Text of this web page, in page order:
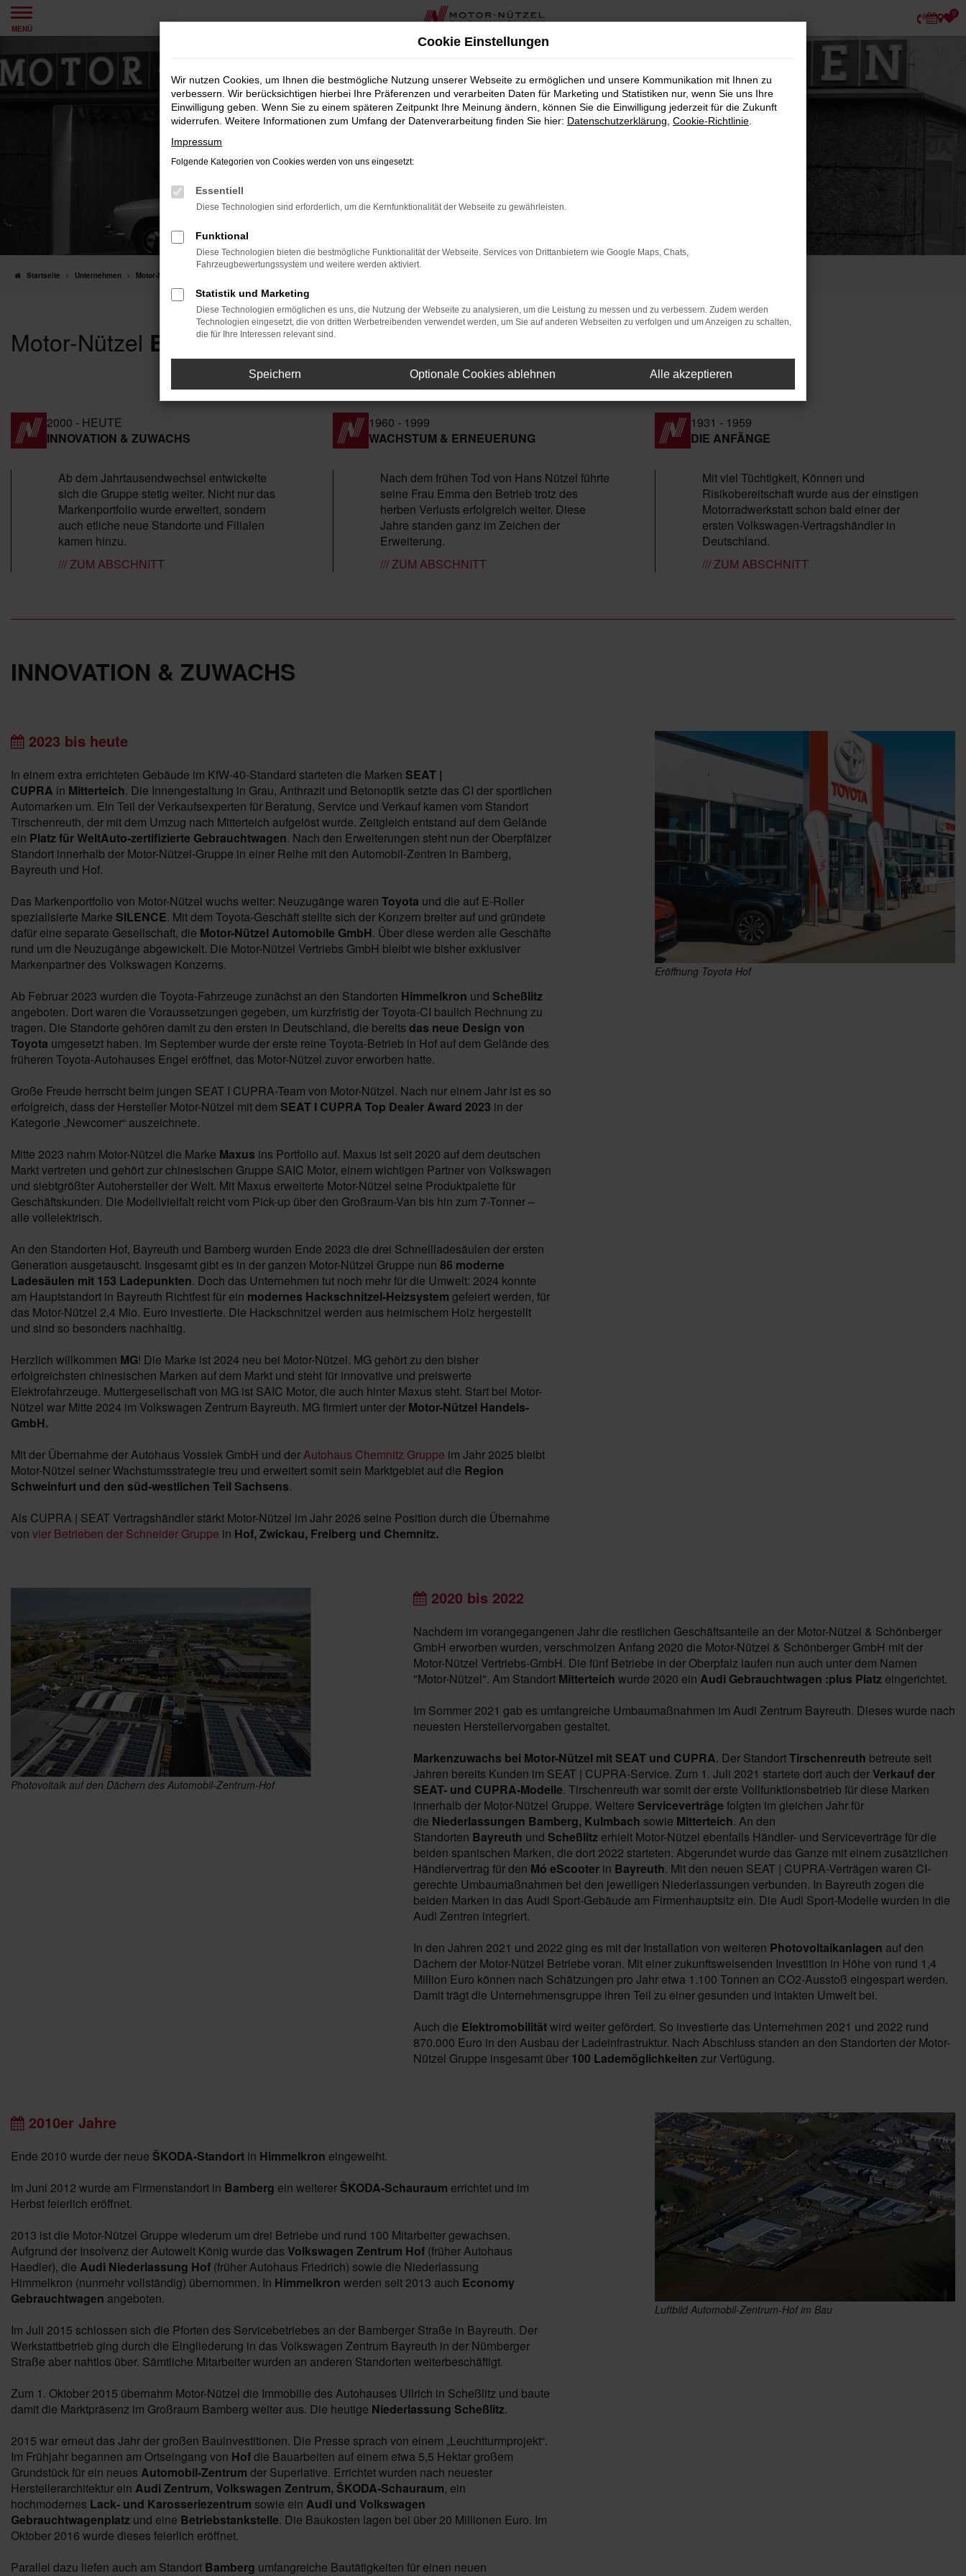
Zum
Hauptinhalt
springen
MENÜ
0
Startseite Unternehmen Motor-Nützel Erfolgsgeschichte
Motor-Nützel Erfolgsgeschichte
2000 - HEUTE
INNOVATION & ZUWACHS
Ab dem Jahrtausendwechsel entwickelte
sich die Gruppe stetig weiter. Nicht nur das
Markenportfolio wurde erweitert, sondern
auch etliche neue Standorte und Filialen
kamen hinzu.
/// ZUM ABSCHNITT
1960 - 1999
WACHSTUM & ERNEUERUNG
Nach dem frühen Tod von Hans Nützel führte
seine Frau Emma den Betrieb trotz des
herben Verlusts erfolgreich weiter. Diese
Jahre standen ganz im Zeichen der
Erweiterung.
/// ZUM ABSCHNITT
1931 - 1959
DIE ANFÄNGE
Mit viel Tüchtigkeit, Können und
Risikobereitschaft wurde aus der einstigen
Motorradwerkstatt schon bald einer der
ersten Volkswagen-Vertragshändler in
Deutschland.
/// ZUM ABSCHNITT
INNOVATION & ZUWACHS
2023 bis heute
In einem extra errichteten Gebäude im KfW-40-Standard starteten die Marken SEAT |
CUPRA in Mitterteich. Die Innengestaltung in Grau, Anthrazit und Betonoptik setzte das CI der sportlichen
Automarken um. Ein Teil der Verkaufsexperten für Beratung, Service und Verkauf kamen vom Standort
Tirschenreuth, der mit dem Umzug nach Mitterteich aufgelöst wurde. Zeitgleich entstand auf dem Gelände
ein Platz für WeltAuto-zertifizierte Gebrauchtwagen. Nach den Erweiterungen steht nun der Oberpfälzer
Standort innerhalb der Motor-Nützel-Gruppe in einer Reihe mit den Automobil-Zentren in Bamberg,
Bayreuth und Hof.
Das Markenportfolio von Motor-Nützel wuchs weiter: Neuzugänge waren Toyota und die auf E-Roller
spezialisierte Marke SILENCE. Mit dem Toyota-Geschäft stellte sich der Konzern breiter auf und gründete
dafür eine separate Gesellschaft, die Motor-Nützel Automobile GmbH. Über diese werden alle Geschäfte
rund um die Neuzugänge abgewickelt. Die Motor-Nützel Vertriebs GmbH bleibt wie bisher exklusiver
Markenpartner des Volkswagen Konzerns.
Ab Februar 2023 wurden die Toyota-Fahrzeuge zunächst an den Standorten Himmelkron und Scheßlitz
angeboten. Dort waren die Voraussetzungen gegeben, um kurzfristig der Toyota-CI baulich Rechnung zu
tragen. Die Standorte gehören damit zu den ersten in Deutschland, die bereits das neue Design von
Toyota umgesetzt haben. Im September wurde der erste reine Toyota-Betrieb in Hof auf dem Gelände des
früheren Toyota-Autohauses Engel eröffnet, das Motor-Nützel zuvor erworben hatte.
Große Freude herrscht beim jungen SEAT I CUPRA-Team von Motor-Nützel. Nach nur einem Jahr ist es so
erfolgreich, dass der Hersteller Motor-Nützel mit dem SEAT I CUPRA Top Dealer Award 2023 in der
Kategorie „Newcomer“ auszeichnete.
Mitte 2023 nahm Motor-Nützel die Marke Maxus ins Portfolio auf. Maxus ist seit 2020 auf dem deutschen
Markt vertreten und gehört zur chinesischen Gruppe SAIC Motor, einem wichtigen Partner von Volkswagen
und siebtgrößter Autohersteller der Welt. Mit Maxus erweiterte Motor-Nützel seine Produktpalette für
Geschäftskunden. Die Modellvielfalt reicht vom Pick-up über den Großraum-Van bis hin zum 7-Tonner –
alle vollelektrisch.
An den Standorten Hof, Bayreuth und Bamberg wurden Ende 2023 die drei Schnellladesäulen der ersten
Generation ausgetauscht. Insgesamt gibt es in der ganzen Motor-Nützel Gruppe nun 86 moderne
Ladesäulen mit 153 Ladepunkten. Doch das Unternehmen tut noch mehr für die Umwelt: 2024 konnte
am Hauptstandort in Bayreuth Richtfest für ein modernes Hackschnitzel-Heizsystem gefeiert werden, für
das Motor-Nützel 2,4 Mio. Euro investierte. Die Hackschnitzel werden aus heimischem Holz hergestellt
und sind so besonders nachhaltig.
Herzlich willkommen MG! Die Marke ist 2024 neu bei Motor-Nützel. MG gehört zu den bisher
erfolgreichsten chinesischen Marken auf dem Markt und steht für innovative und preiswerte
Elektrofahrzeuge. Muttergesellschaft von MG ist SAIC Motor, die auch hinter Maxus steht. Start bei Motor-
Nützel war Mitte 2024 im Volkswagen Zentrum Bayreuth. MG firmiert unter der Motor-Nützel Handels-
GmbH.
Mit der Übernahme der Autohaus Vossiek GmbH und derAutohaus Chemnitz Gruppe im Jahr 2025 bleibt
Motor-Nützel seiner Wachstumsstrategie treu und erweitert somit sein Marktgebiet auf die Region
Schweinfurt und den süd-westlichen Teil Sachsens.
Als CUPRA | SEAT Vertragshändler stärkt Motor-Nützel im Jahr 2026 seine Position durch die Übernahme
von vier Betrieben der Schneider Gruppe in Hof, Zwickau, Freiberg und Chemnitz.
Eröffnung Toyota Hof
Photovoltaik auf den Dächern des Automobil-Zentrum-Hof
2020 bis 2022
Nachdem im vorangegangenen Jahr die restlichen Geschäftsanteile an der Motor-Nützel & Schönberger
GmbH erworben wurden, verschmolzen Anfang 2020 die Motor-Nützel & Schönberger GmbH mit der
Motor-Nützel Vertriebs-GmbH. Die fünf Betriebe in der Oberpfalz laufen nun auch unter dem Namen
"Motor-Nützel". Am Standort Mitterteich wurde 2020 ein Audi Gebrauchtwagen :plus Platz eingerichtet.
Im Sommer 2021 gab es umfangreiche Umbaumaßnahmen im Audi Zentrum Bayreuth. Dieses wurde nach
neuesten Herstellervorgaben gestaltet.
Markenzuwachs bei Motor-Nützel mit SEAT und CUPRA. Der StandortTirschenreuth betreute seit
Jahren bereits Kunden im SEAT | CUPRA-Service. Zum 1. Juli 2021 startete dort auch derVerkauf der
SEAT- und CUPRA-Modelle. Tirschenreuth war somit der erste Vollfunktionsbetrieb für diese Marken
innerhalb der Motor-Nützel Gruppe. Weitere Serviceverträge folgten im gleichen Jahr für
die Niederlassungen Bamberg, Kulmbach sowie Mitterteich. An den
Standorten Bayreuth und Scheßlitz erhielt Motor-Nützel ebenfalls Händler- und Serviceverträge für die
beiden spanischen Marken, die dort 2022 starteten. Abgerundet wurde das Ganze mit einem zusätzlichen
Händlervertrag für den Mó eScooter in Bayreuth. Mit den neuen SEAT | CUPRA-Verträgen waren CI-
gerechte Umbaumaßnahmen bei den jeweiligen Niederlassungen verbunden. In Bayreuth zogen die
beiden Marken in das Audi Sport-Gebäude am Firmenhauptsitz ein. Die Audi Sport-Modelle wurden in die
Audi Zentren integriert.
In den Jahren 2021 und 2022 ging es mit der Installation von weiteren Photovoltaikanlagen auf den
Dächern der Motor-Nützel Betriebe voran. Mit einer zukunftsweisenden Investition in Höhe von rund 1,4
Million Euro können nach Schätzungen pro Jahr etwa 1.100 Tonnen an CO2-Ausstoß eingespart werden.
Damit trägt die Unternehmensgruppe ihren Teil zu einer gesunden und intakten Umwelt bei.
Auch die Elektromobilitätwird weiter gefördert. So investierte das Unternehmen 2021 und 2022 rund
870.000 Euro in den Ausbau der Ladeinfrastruktur. Nach Abschluss standen an den Standorten der Motor-
Nützel Gruppe insgesamt über 100 Lademöglichkeiten zur Verfügung.
2010er Jahre
Ende 2010 wurde der neue ŠKODA-Standort in Himmelkron eingeweiht.
Im Juni 2012 wurde am Firmenstandort in Bamberg ein weiterer ŠKODA-Schauraum errichtet und im
Herbst feierlich eröffnet.
2013 ist die Motor-Nützel Gruppe wiederum um drei Betriebe und rund 100 Mitarbeiter gewachsen.
Aufgrund der Insolvenz der Autowelt König wurde das Volkswagen Zentrum Hof (früher Autohaus
Haedler), die Audi Niederlassung Hof (früher Autohaus Friedrich) sowie die Niederlassung
Himmelkron (nunmehr vollständig) übernommen. In Himmelkron werden seit 2013 auch Economy
Gebrauchtwagen angeboten.
Im Juli 2015 schlossen sich die Pforten des Servicebetriebes an der Bamberger Straße in Bayreuth. Der
Werkstattbetrieb ging durch die Eingliederung in das Volkswagen Zentrum Bayreuth in der Nürnberger
Straße aber nahtlos über. Sämtliche Mitarbeiter wurden an anderen Standorten weiterbeschäftigt.
Zum 1. Oktober 2015 übernahm Motor-Nützel die Immobilie des Autohauses Ullrich in Scheßlitz und baute
damit die Marktpräsenz im Großraum Bamberg weiter aus. Die heutige Niederlassung Scheßlitz.
2015 war erneut das Jahr der großen Bauinvestitionen. Die Presse sprach von einem „Leuchtturmprojekt“.
Im Frühjahr begannen am Ortseingang von Hofdie Bauarbeiten auf einem etwa 5,5 Hektar großem
Grundstück für ein neues Automobil-Zentrum der Superlative. Errichtet wurden nach neuester
Herstellerarchitektur ein Audi Zentrum, Volkswagen Zentrum, ŠKODA-Schauraum, ein
hochmodernes Lack- und Karosseriezentrum sowie ein Audi und Volkswagen
Gebrauchtwagenplatz und eine Betriebstankstelle. Die Baukosten lagen bei über 20 Millionen Euro. Im
Oktober 2016 wurde dieses feierlich eröffnet.
Parallel dazu liefen auch am Standort Bamberg umfangreiche Bautätigkeiten für einen neuen
Luftbild Automobil-Zentrum-Hof im Bau
Cookie Einstellungen
Wir nutzen Cookies, um Ihnen die bestmögliche Nutzung unserer Webseite zu ermöglichen und unsere Kommunikation mit Ihnen zu
verbessern. Wir berücksichtigen hierbei Ihre Präferenzen und verarbeiten Daten für Marketing und Statistiken nur, wenn Sie uns Ihre
Einwilligung geben. Wenn Sie zu einem späteren Zeitpunkt Ihre Meinung ändern, können Sie die Einwilligung jederzeit für die Zukunft
widerrufen. Weitere Informationen zum Umfang der Datenverarbeitung finden Sie hier: Datenschutzerklärung Cookie-Richtlinie
Impressum
Folgende Kategorien von Cookies werden von uns eingesetzt:
Essentiell
Diese Technologien sind erforderlich, um die Kernfunktionalität der Webseite zu gewährleisten.
Funktional
Diese Technologien bieten die bestmögliche Funktionalität der Webseite. Services von Drittanbietern wie Google Maps, Chats,
Fahrzeugbewertungssystem und weitere werden aktiviert.
Statistik und Marketing
Diese Technologien ermöglichen es uns, die Nutzung der Webseite zu analysieren, um die Leistung zu messen und zu verbessern. Zudem werden
Technologien eingesetzt, die von dritten Werbetreibenden verwendet werden, um Sie auf anderen Webseiten zu verfolgen und um Anzeigen zu schalten,
die für Ihre Interessen relevant sind.
Speichern Optionale Cookies ablehnen Alle akzeptieren